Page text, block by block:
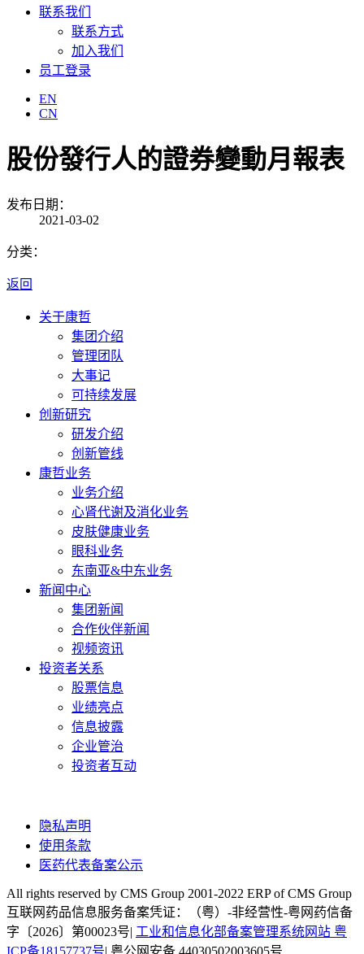
联系我们
联系方式
加入我们
员工登录
EN
CN
股份發行人的證券變動月報表
发布日期：
2021-03-02
分类：
返回
关于康哲
集团介绍
管理团队
大事记
可持续发展
创新研究
研发介绍
创新管线
康哲业务
业务介绍
心肾代谢及消化业务
皮肤健康业务
眼科业务
东南亚&中东业务
新闻中心
集团新闻
合作伙伴新闻
视频资讯
投资者关系
股票信息
业绩亮点
信息披露
企业管治
投资者互动
隐私声明
使用条款
医药代表备案公示
All rights reserved by CMS Group 2001-2022 ERP of CMS Group
互联网药品信息服务备案凭证：（粤）-非经营性-粤网药信备
字〔2026〕第00023号| 工业和信息化部备案管理系统网站 粤
ICP备18157737号| 粤公网安备 44030502003605号